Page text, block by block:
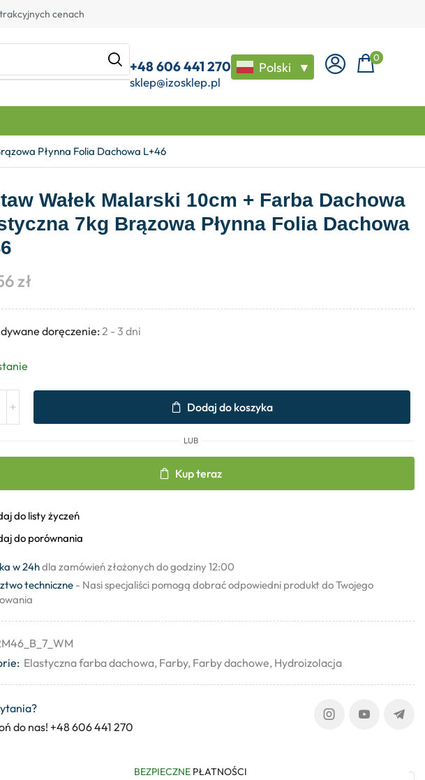
cenach
+48 606 441 270
sklep@izosklep.pl
Polski ▼
0
Płynna Folia Dachowa L+46
Wałek Malarski 10cm + Farba Dachowa
7kg Brązowa Płynna Folia Dachowa
zł
doręczenie: 2 - 3 dni
Dodaj do koszyka
LUB
Kup teraz
do listy życzeń
do porównania
w 24hdla zamówień złożonych do godziny 12:00
techniczne - Nasi specjaliści pomogą dobrać odpowiedni produkt do Twojego
Elastyczna farba dachowa, Farby, Farby dachowe, Hydroizolacja
do nas! +48 606 441 270
BEZPIECZNE PŁATNOŚCI